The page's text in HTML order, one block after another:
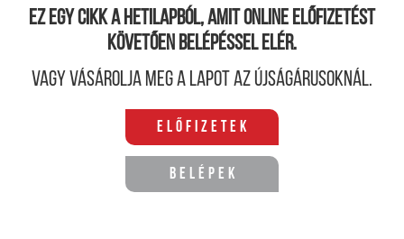
Ez egy cikk a hetilapból, amit online előfizetést
követően belépéssel elér.
Vagy vásárolja meg a lapot az újságárusoknál.
Előfizetek
Belépek